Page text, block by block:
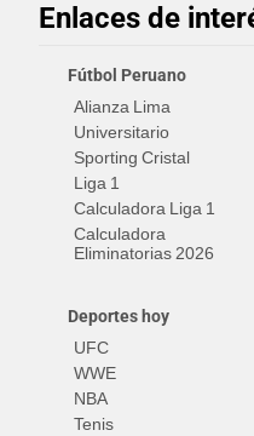
Enlaces de
Fútbol Peruano
Alianza Lima
Universitario
Sporting Cristal
Liga 1
Calculadora Liga 1
Calculadora
Eliminatorias 2026
Deportes hoy
UFC
WWE
NBA
Tenis